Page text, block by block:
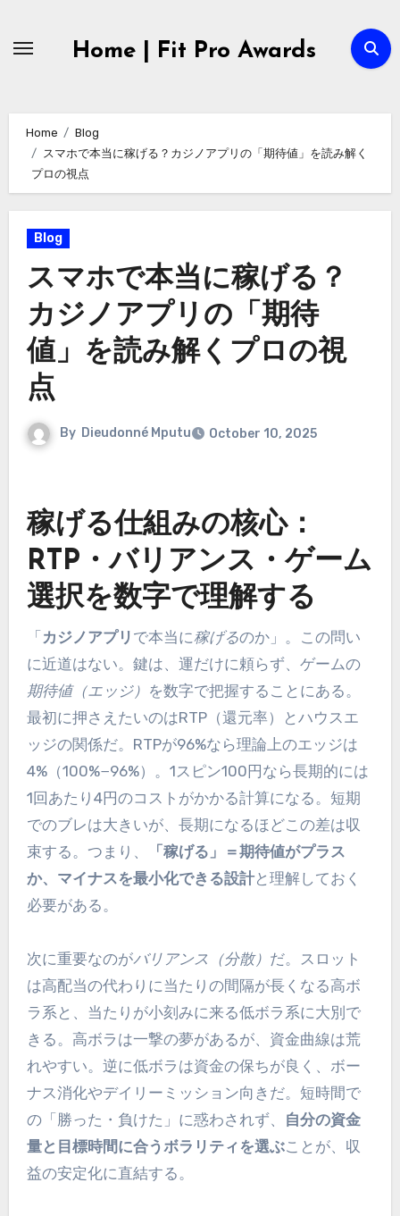
Home | Fit Pro Awards
Home
Blog
スマホで本当に稼げる？カジノアプリの「期待値」を読み解く
プロの視点
Blog
スマホで本当に稼げる？
カジノアプリの「期待
値」を読み解くプロの視
点
By Dieudonné Mputu October 10, 2025
稼げる仕組みの核心：
RTP・バリアンス・ゲーム
選択を数字で理解する
「カジノアプリ で本当に稼げるのか」。この問い
に近道はない。鍵は、運だけに頼らず、ゲームの
期待値（エッジ） を数字で把握することにある。
最初に押さえたいのはRTP（還元率）とハウスエ
ッジの関係だ。RTPが96%なら理論上のエッジは
4%（100%−96%）。1スピン100円なら長期的には
1回あたり4円のコストがかかる計算になる。短期
でのブレは大きいが、長期になるほどこの差は収
束する。つまり、
「稼げる」＝期待値がプラス
か、マイナスを最小化できる設計と理解しておく
必要がある。
次に重要なのがバリアンス（分散） だ。スロット
は高配当の代わりに当たりの間隔が長くなる高ボ
ラ系と、当たりが小刻みに来る低ボラ系に大別で
きる。高ボラは一撃の夢があるが、資金曲線は荒
れやすい。逆に低ボラは資金の保ちが良く、ボー
ナス消化やデイリーミッション向きだ。短時間で
の「勝った・負けた」に惑わされず、
自分の資金
量と目標時間に合うボラリティを選ぶことが、収
益の安定化に直結する。